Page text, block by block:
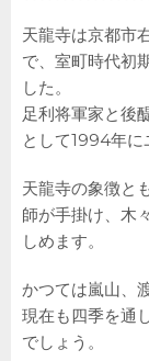
天龍寺は京都市
で、室町時代初
した。
足利将軍家と後
として1994年に
天龍寺の象徴と
師が手掛け、木
しめます。
かつては嵐山、
現在も四季を通
でしょう。